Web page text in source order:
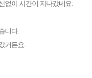
없이 시간이 지나갔네요.
니다.
거든요.